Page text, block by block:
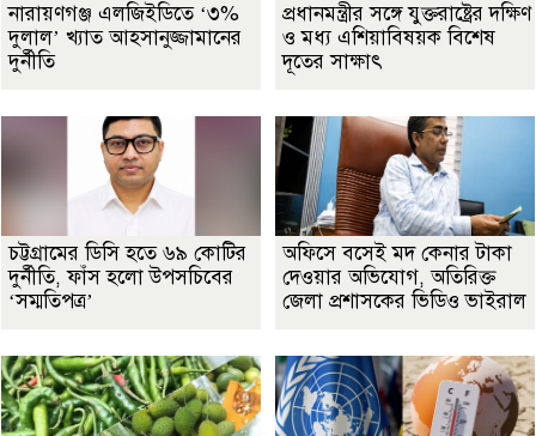
নারায়ণগঞ্জ এলজিইডিতে ‘৩%
দুলাল’ খ্যাত আহসানুজ্জামানের
দুর্নীতি
প্রধানমন্ত্রীর সঙ্গে যুক্তরাষ্ট্রের দক্ষিণ
ও মধ্য এশিয়াবিষয়ক বিশেষ
দূতের সাক্ষাৎ
চট্টগ্রামের ডিসি হতে ৬৯ কোটির
দুর্নীতি, ফাঁস হলো উপসচিবের
‘সম্মতিপত্র’
অফিসে বসেই মদ কেনার টাকা
দেওয়ার অভিযোগ, অতিরিক্ত
জেলা প্রশাসকের ভিডিও ভাইরাল